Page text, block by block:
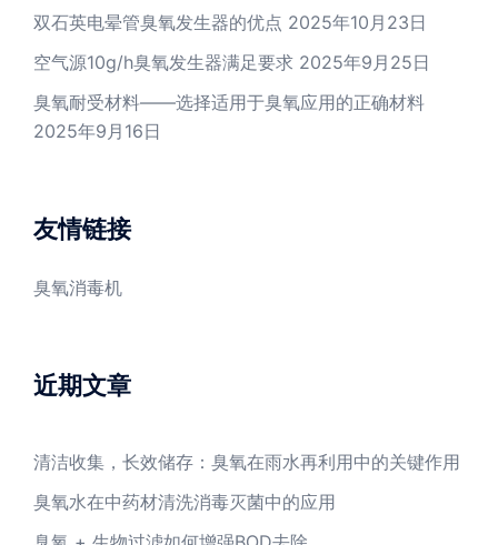
双石英电晕管臭氧发生器的优点 2025年10月23日
空气源10g/h臭氧发生器满足要求 2025年9月25日
臭氧耐受材料——选择适用于臭氧应用的正确材料
2025年9月16日
友情链接
臭氧消毒机
近期文章
清洁收集，长效储存：臭氧在雨水再利用中的关键作用
臭氧水在中药材清洗消毒灭菌中的应用